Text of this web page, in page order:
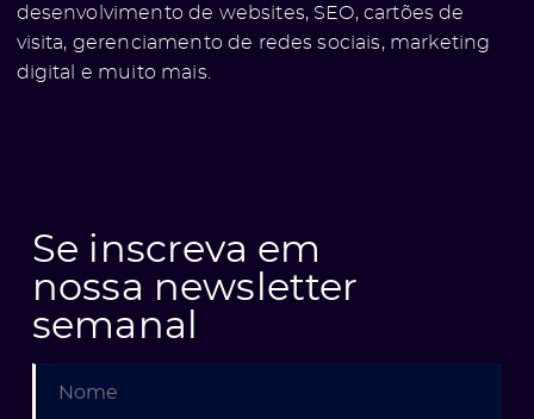
desenvolvimento de websites, SEO, cartões de
visita, gerenciamento de redes sociais, marketing
digital e muito mais.
Se inscreva em
nossa newsletter
semanal